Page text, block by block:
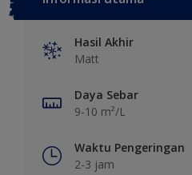
Hasil Akhir
Matt
Daya Sebar
9-10 m²/L
Waktu Pengeringan
2-3 jam